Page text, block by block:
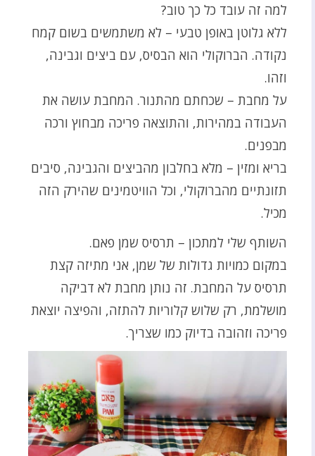
למה זה עובד כל כך טוב?
ללא גלוטן באופן טבעי – לא משתמשים בשום קמח
נקודה. הברוקולי הוא הבסיס, עם ביצים וגבינה,
וזהו.
על מחבת – שכחתם מהתנור. המחבת עושה את
העבודה במהירות, והתוצאה פריכה מבחוץ ורכה
מבפנים.
בריא ומזין – מלא בחלבון מהביצים והגבינה, סיבים
תזונתיים מהברוקולי, וכל הוויטמינים שהירק הזה
מכיל.
השותף שלי למתכון – תרסיס שמן פאם.
במקום כמויות גדולות של שמן, אני מתיזה קצת
תרסיס על המחבת. זה נותן מחבת לא דביקה
מושלמת, רק שלוש קלוריות להתזה, והפיצה יוצאת
פריכה וזהובה בדיוק כמו שצריך.